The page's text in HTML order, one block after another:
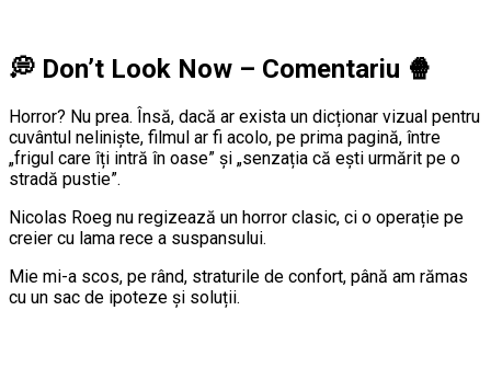
💭 Don’t Look Now – Comentariu 🍿
Horror? Nu prea. Însă, dacă ar exista un dicționar vizual pentru
cuvântul neliniște, filmul ar fi acolo, pe prima pagină, între
„frigul care îți intră în oase” și „senzația că ești urmărit pe o
stradă pustie”.
Nicolas Roeg nu regizează un horror clasic, ci o operație pe
creier cu lama rece a suspansului.
Mie mi-a scos, pe rând, straturile de confort, până am rămas
cu un sac de ipoteze și soluții.